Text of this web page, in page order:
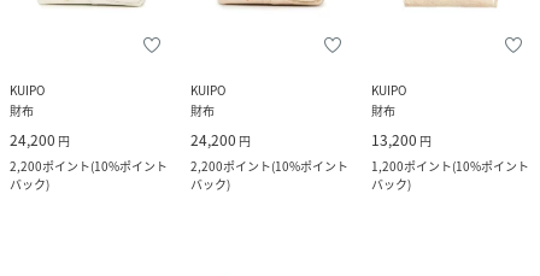
KUIPO
財布
24,200 円
2,200ポイント(10%ポイント
バック)
KUIPO
財布
24,200 円
2,200ポイント(10%ポイント
バック)
KUIPO
財布
13,200 円
1,200ポイント(10%ポイント
バック)